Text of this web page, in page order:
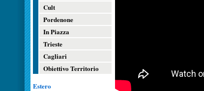
Cult
Pordenone
In Piazza
Trieste
Cagliari
Obiettivo Territorio
Estero